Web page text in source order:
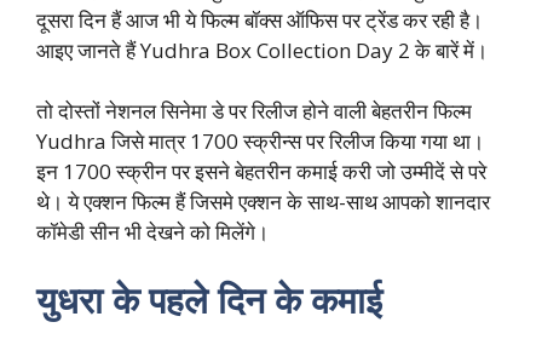
दूसरा दिन हैं आज भी ये फिल्म बॉक्स ऑफिस पर ट्रेंड कर रही है।
आइए जानते हैं Yudhra Box Collection Day 2 के बारें में।
तो दोस्तों नेशनल सिनेमा डे पर रिलीज होने वाली बेहतरीन फिल्म
Yudhra जिसे मात्र 1700 स्क्रीन्स पर रिलीज किया गया था।
इन 1700 स्क्रीन पर इसने बेहतरीन कमाई करी जो उम्मीदें से परे
थे। ये एक्शन फिल्म हैं जिसमे एक्शन के साथ-साथ आपको शानदार
कॉमेडी सीन भी देखने को मिलेंगे।
युधरा के पहले दिन के कमाई